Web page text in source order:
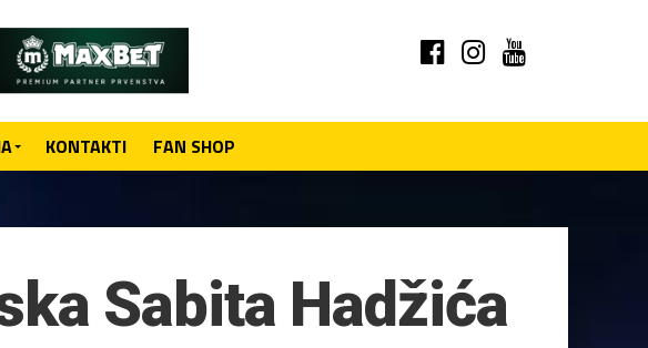
KONTAKTI FAN SHOP
Sabita Hadžića